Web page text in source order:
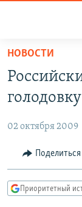
доступа
основному
Вернутся
главной
навигации
АВТОРСКИЕ
ЦИТАТЫ
МНЕНИЯ
IDEL.РЕАЛИИ
НОВОСТИ
02 октября 2009
Поделиться
Приоритетный